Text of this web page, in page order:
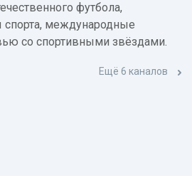
футбола,
международные
со спортивными звёздами.
Ещё 6 каналов